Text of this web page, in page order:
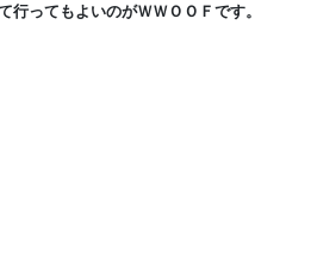
ってもよいのがＷＷＯＯＦです。